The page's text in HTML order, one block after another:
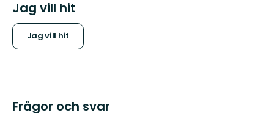
Jag vill hit
Jag vill hit
Frågor och svar